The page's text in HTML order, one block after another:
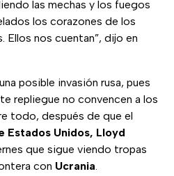
las mechas y los fuegos
los corazones de los
nos cuentan”, dijo en
posible invasión rusa, pues
repliegue no convencen a los
todo, después de que el
Estados Unidos, Lloyd
que sigue viendo tropas
con Ucrania.